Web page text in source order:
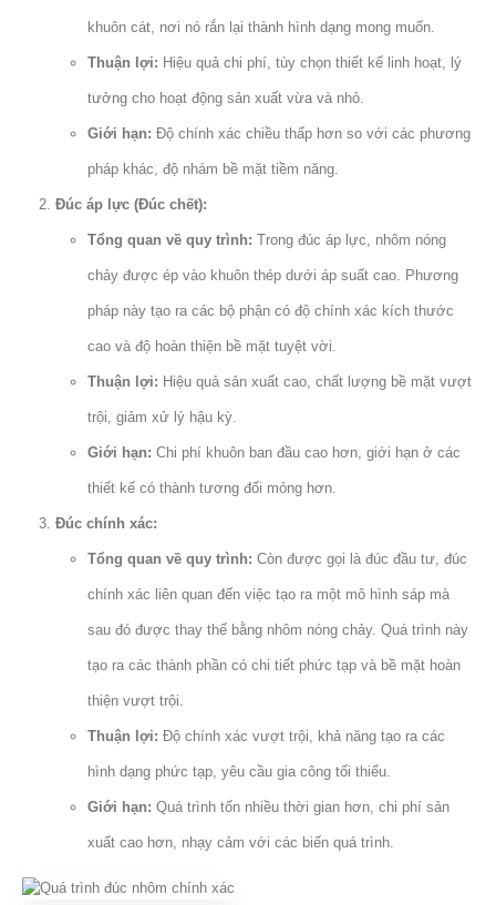
khuôn cát, nơi nó rắn lại thành hình dạng mong muốn.
Thuận lợi: Hiệu quả chi phí, tùy chọn thiết kế linh hoạt, lý
tưởng cho hoạt động sản xuất vừa và nhỏ.
Giới hạn: Độ chính xác chiều thấp hơn so với các phương
pháp khác, độ nhám bề mặt tiềm năng.
Đúc áp lực (Đúc chết):
Tổng quan về quy trình: Trong đúc áp lực, nhôm nóng
chảy được ép vào khuôn thép dưới áp suất cao. Phương
pháp này tạo ra các bộ phận có độ chính xác kích thước
cao và độ hoàn thiện bề mặt tuyệt vời.
Thuận lợi: Hiệu quả sản xuất cao, chất lượng bề mặt vượt
trội, giảm xử lý hậu kỳ.
Giới hạn: Chi phí khuôn ban đầu cao hơn, giới hạn ở các
thiết kế có thành tương đối mỏng hơn.
Đúc chính xác:
Tổng quan về quy trình: Còn được gọi là đúc đầu tư, đúc
chính xác liên quan đến việc tạo ra một mô hình sáp mà
sau đó được thay thế bằng nhôm nóng chảy. Quá trình này
tạo ra các thành phần có chi tiết phức tạp và bề mặt hoàn
thiện vượt trội.
Thuận lợi: Độ chính xác vượt trội, khả năng tạo ra các
hình dạng phức tạp, yêu cầu gia công tối thiểu.
Giới hạn: Quá trình tốn nhiều thời gian hơn, chi phí sản
xuất cao hơn, nhạy cảm với các biến quá trình.